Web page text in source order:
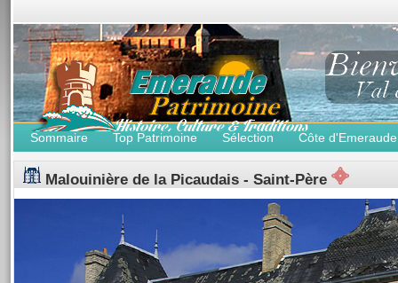
Sommaire Top Patrimoine Sélection Côte d'Emeraude
Malouinière de la Picaudais - Saint-Père